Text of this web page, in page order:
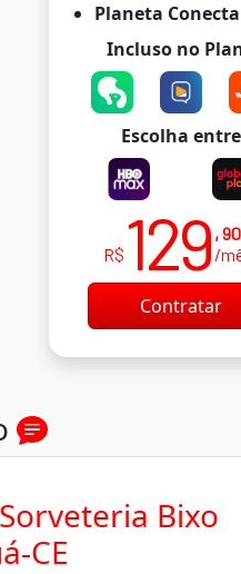
Planeta Conecta
Incluso no
Escolha entre
R$ 129 , 90
/
Contratar
Bixo
CE